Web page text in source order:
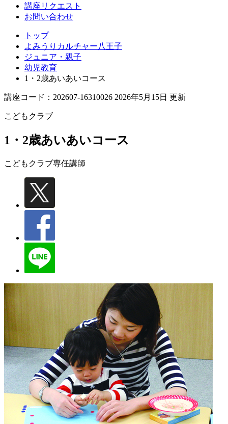
講座リクエスト
お問い合わせ
トップ
よみうりカルチャー八王子
ジュニア・親子
幼児教育
1・2歳あいあいコース
講座コード：202607-16310026 2026年5月15日 更新
こどもクラブ
1・2歳あいあいコース
こどもクラブ専任講師